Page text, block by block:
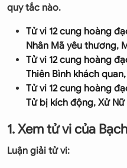
quy tắc nào.
Tử vi 12 cung hoàng
Nhân Mã yêu thương,
Tử vi 12 cung hoàng
Thiên Bình khách
Tử vi 12 cung hoàng
Tử bị kích động, Xử
1. Xem tử vi của
Luận giải tử vi: